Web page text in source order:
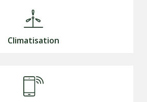
Climatisation